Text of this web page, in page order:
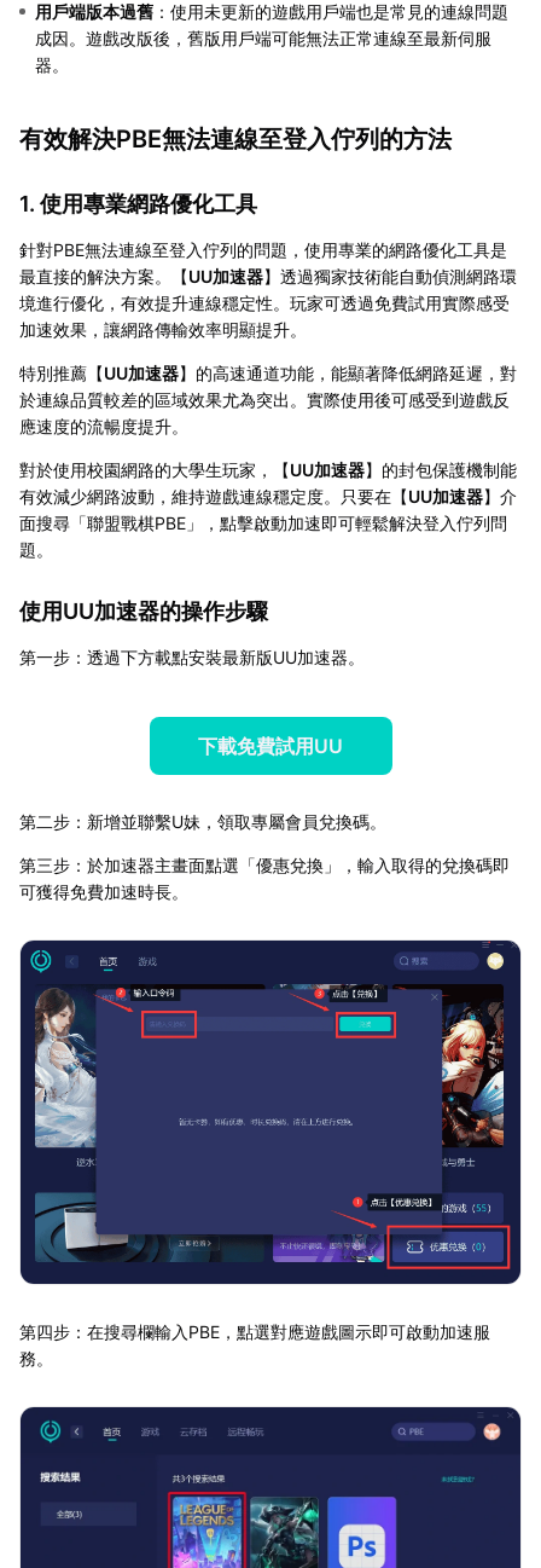
用戶端版本過舊 ：使用未更新的遊戲用戶端也是常見的連線問題
成因。遊戲改版後，舊版用戶端可能無法正常連線至最新伺服
器。
有效解決PBE無法連線至登入佇列的方法
1. 使用專業網路優化工具
針對PBE無法連線至登入佇列的問題，使用專業的網路優化工具是
最直接的解決方案。【UU加速器】透過獨家技術能自動偵測網路環
境進行優化，有效提升連線穩定性。玩家可透過免費試用實際感受
加速效果，讓網路傳輸效率明顯提升。
特別推薦【UU加速器】的高速通道功能，能顯著降低網路延遲，對
於連線品質較差的區域效果尤為突出。實際使用後可感受到遊戲反
應速度的流暢度提升。
對於使用校園網路的大學生玩家，【UU加速器】的封包保護機制能
有效減少網路波動，維持遊戲連線穩定度。只要在【UU加速器】介
面搜尋「聯盟戰棋PBE」，點擊啟動加速即可輕鬆解決登入佇列問
題。
使用UU加速器的操作步驟
第一步：透過下方載點安裝最新版UU加速器。
下載免費試用UU
第二步：新增並聯繫U妹，領取專屬會員兌換碼。
第三步：於加速器主畫面點選「優惠兌換」，輸入取得的兌換碼即
可獲得免費加速時長。
第四步：在搜尋欄輸入PBE，點選對應遊戲圖示即可啟動加速服
務。